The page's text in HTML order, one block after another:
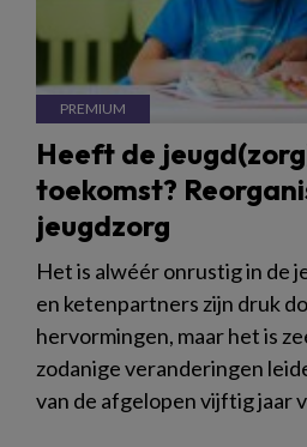
Heeft de
toekomst?
jeugdzorg
Het is alwéér onrustig in de
en ketenpartners zijn druk
hervormingen, maar het is
zodanige veranderingen
van de afgelopen vijftig jaar